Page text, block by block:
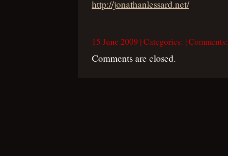
http://jonathanlessard.net/
15 June 2009 | Categories: | Comments:
Comments are closed.